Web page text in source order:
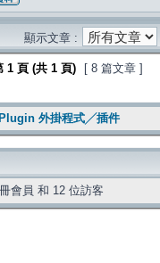
顯示文章 :
1 頁 (共 1 頁) [ 8 篇文章 ]
Plugin 外掛程式╱插件
會員 和 12 位訪客